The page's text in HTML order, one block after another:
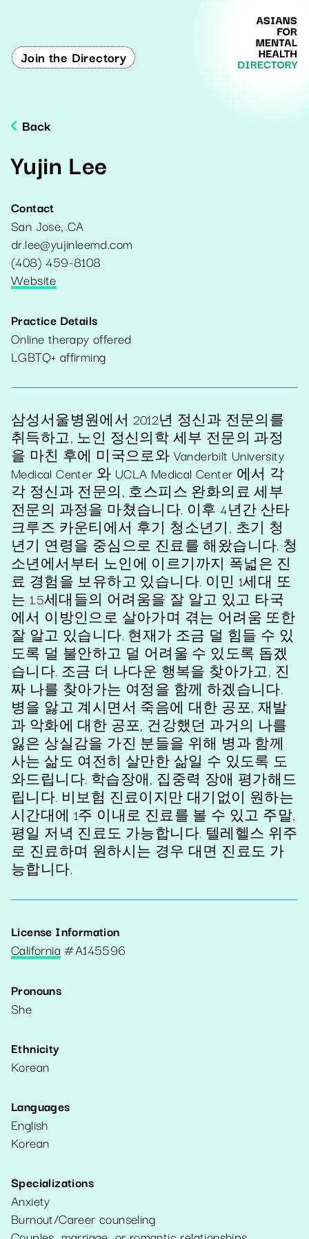
Join the Directory
Back
Yujin Lee
Contact
San Jose,CA
dr.lee@yujinleemd.com
(408) 459-8108
Website
Practice Details
Online therapy offered
LGBTQ+ affirming
삼성서울병원에서 2012년 정신과 전문의를
취득하고, 노인 정신의학 세부 전문의 과정
을 마친 후에 미국으로와 Vanderbilt University
Medical Center 와 UCLA Medical Center 에서 각
각 정신과 전문의, 호스피스 완화의료 세부
전문의 과정을 마쳤습니다. 이후 4년간 산타
크루즈 카운티에서 후기 청소년기, 초기 청
년기 연령을 중심으로 진료를 해왔습니다. 청
소년에서부터 노인에 이르기까지 폭넓은 진
료 경험을 보유하고 있습니다. 이민 1세대 또
는 1.5세대들의 어려움을 잘 알고 있고 타국
에서 이방인으로 살아가며 겪는 어려움 또한
잘 알고 있습니다. 현재가 조금 덜 힘들 수 있
도록 덜 불안하고 덜 어려울 수 있도록 돕겠
습니다. 조금 더 나다운 행복을 찾아가고, 진
짜 나를 찾아가는 여정을 함께 하겠습니다.
병을 앓고 계시면서 죽음에 대한 공포, 재발
과 악화에 대한 공포, 건강했던 과거의 나를
잃은 상실감을 가진 분들을 위해 병과 함께
사는 삶도 여전히 살만한 삶일 수 있도록 도
와드립니다. 학습장애, 집중력 장애 평가해드
립니다. 비보험 진료이지만 대기없이 원하는
시간대에 1주 이내로 진료를 볼 수 있고 주말,
평일 저녁 진료도 가능합니다. 텔레헬스 위주
로 진료하며 원하시는 경우 대면 진료도 가
능합니다.
License Information
California #A145596
Pronouns
She
Ethnicity
Korean
Languages
English
Korean
Specializations
Anxiety
Burnout/Career counseling